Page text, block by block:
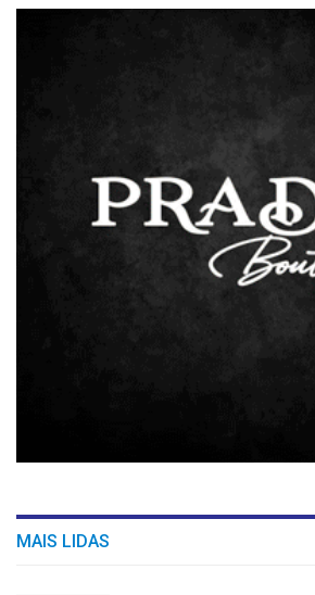
MAIS LIDAS